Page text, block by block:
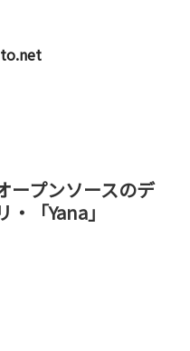
ープンソースのデ
「Yana」